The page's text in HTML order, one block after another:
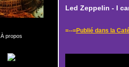
À propos
Led Zeppelin - I
=--=Publié dans la